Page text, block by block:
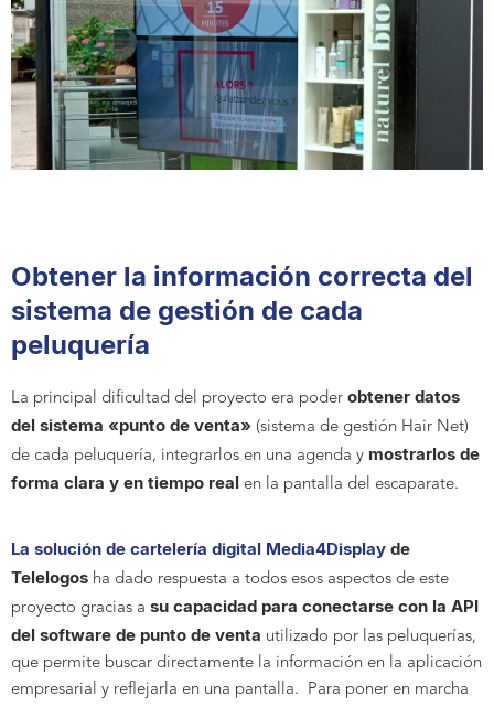
Obtener la información correcta del
sistema de gestión de cada
peluquería
La principal dificultad del proyecto era poder obtener datos
del sistema «punto de venta» (sistema de gestión Hair Net)
de cada peluquería, integrarlos en una agenda y mostrarlos de
forma clara y en tiempo real en la pantalla del escaparate.
La solución de cartelería digital Media4Display de
Telelogos ha dado respuesta a todos esos aspectos de este
proyecto gracias a su capacidad para conectarse con la API
del software de punto de venta utilizado por las peluquerías,
que permite buscar directamente la información en la aplicación
empresarial y reflejarla en una pantalla. Para poner en marcha